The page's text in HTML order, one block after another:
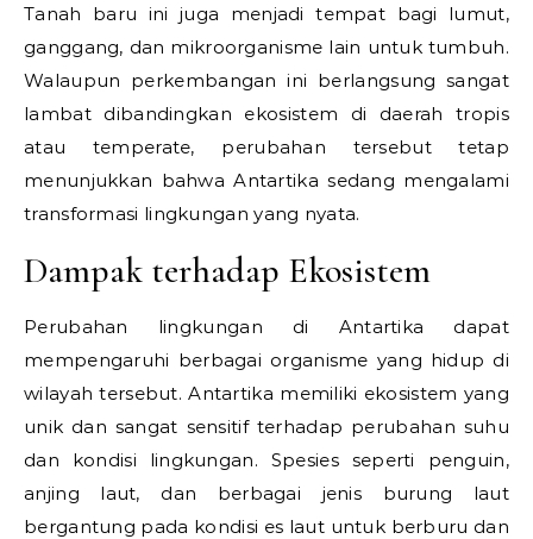
Tanah baru ini juga menjadi tempat bagi lumut,
ganggang, dan mikroorganisme lain untuk tumbuh.
Walaupun perkembangan ini berlangsung sangat
lambat dibandingkan ekosistem di daerah tropis
atau temperate, perubahan tersebut tetap
menunjukkan bahwa Antartika sedang mengalami
transformasi lingkungan yang nyata.
Dampak terhadap Ekosistem
Perubahan lingkungan di Antartika dapat
mempengaruhi berbagai organisme yang hidup di
wilayah tersebut. Antartika memiliki ekosistem yang
unik dan sangat sensitif terhadap perubahan suhu
dan kondisi lingkungan. Spesies seperti penguin,
anjing laut, dan berbagai jenis burung laut
bergantung pada kondisi es laut untuk berburu dan